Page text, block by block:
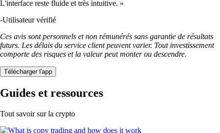
L'interface reste fluide et très intuitive. »
-Utilisateur vérifié
Ces avis sont personnels et non rémunérés sans garantie de résultats
futurs. Les délais du service client peuvent varier. Tout investissement
comporte des risques et la valeur peut monter ou descendre.
Télécharger l'app
Guides et ressources
Tout savoir sur la crypto